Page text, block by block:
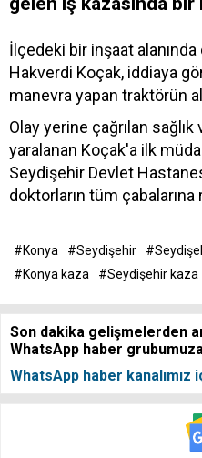
İlçedeki bir inşaat alanında
Hakverdi Koçak, iddiaya
manevra yapan traktörün
Olay yerine çağrılan
yaralanan Koçak'a ilk
Seydişehir Devlet
doktorların tüm çabalarına
#Konya #Seydişehir
#Konya kaza
#Seydişehir kaza
Son dakika gelişmelerden
WhatsApp haber
WhatsApp haber kanalımız